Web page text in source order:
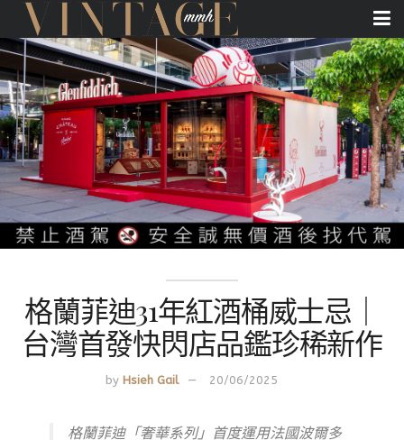
格蘭菲迪31年紅酒桶威士忌｜
台灣首發快閃店品鑑珍稀新作
by Hsieh Gail 20/06/2025
格蘭菲迪「奢華系列」首度運用法國波爾多